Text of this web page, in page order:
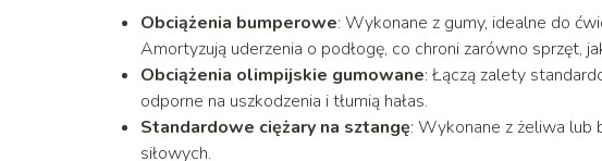
Obciążenia bumperowe: Wykonane z gumy, idealne do
Amortyzują uderzenia o podłogę, co chroni zarówno sprzęt,
Obciążenia olimpijskie gumowane: Łączą zalety
odporne na uszkodzenia i tłumią hałas.
Standardowe ciężary na sztangę: Wykonane z żeliwa lub
siłowych.